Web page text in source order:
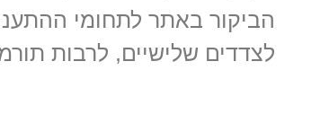
הביקור באתר לתחומי
לצדדים שלישיים, לרבות